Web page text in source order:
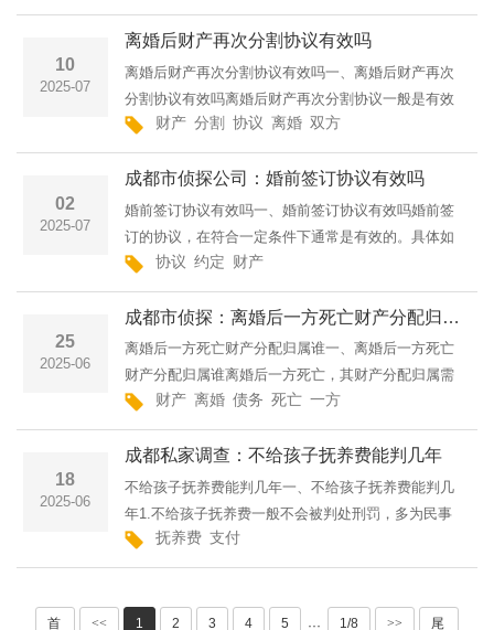
同还贷及对应增值部分，由产权登记一方对另一方进
行补偿。补偿数额
10
2025-07
离婚后财产再次分割协议有效吗
离婚后财产再次分割协议有效吗一、离婚后财产再次
分割协议有效吗离婚后财产再次分割协议一般是有效
的。根据《民法典》相关规定，离婚后，一方发现另
一方有隐藏、转移、变卖、毁损、挥霍夫妻共同财
产，或者伪造夫妻共···
财产 分割 协议 离婚 双方
02
2025-07
成都市侦探公司：婚前签订协议有效吗
婚前签订协议有效吗一、婚前签订协议有效吗婚前签
订的协议，在符合一定条件下通常是有效的。具体如
下：1.内容合法：协议内容不得违反法律、行政法规
的强制性规定。例如，不能约定逃避税收等违法内
容。2.不违背公序良···
协议 约定 财产
25
2025-06
成都市侦探：离婚后一方死亡财产分配归属谁
离婚后一方死亡财产分配归属谁一、离婚后一方死亡
财产分配归属谁离婚后一方死亡，其财产分配归属需
根据具体情况来确定。首先，如果离婚后双方并未对
财产进行分割，那么在一方死亡时，其财产应按照法
定继承来处理。法···
财产 离婚 债务 死亡 一方
18
2025-06
成都私家调查：不给孩子抚养费能判几年
不给孩子抚养费能判几年一、不给孩子抚养费能判几
年1.不给孩子抚养费一般不会被判处刑罚，多为民事
纠纷。若一方拒付，另一方可起诉法院，法院会判其
支付抚养费，还会规定支付期限和方式等。2.若对方
抚养费 支付
首
<< 1 2 3 4 5 ··· 1/8 >>
尾